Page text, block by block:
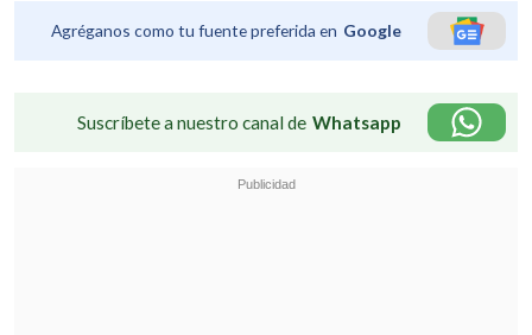
Agréganos como tu fuente preferida en Google
Suscríbete a nuestro canal de Whatsapp